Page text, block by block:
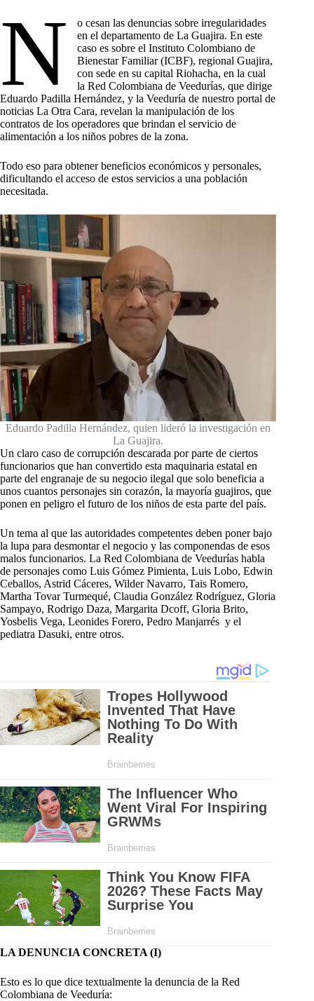
N
o cesan las denuncias sobre irregularidades
en el departamento de La Guajira. En este
caso es sobre el Instituto Colombiano de
Bienestar Familiar (ICBF), regional Guajira,
con sede en su capital Riohacha, en la cual
la Red Colombiana de Veedurías, que dirige
Eduardo Padilla Hernández, y la Veeduría de nuestro portal de
noticias La Otra Cara, revelan la manipulación de los
contratos de los operadores que brindan el servicio de
alimentación a los niños pobres de la zona.
Todo eso para obtener beneficios económicos y personales,
dificultando el acceso de estos servicios a una población
necesitada.
Eduardo Padilla Hernández, quien lideró la investigación en
La Guajira.
Un claro caso de corrupción descarada por parte de ciertos
funcionarios que han convertido esta maquinaria estatal en
parte del engranaje de su negocio ilegal que solo beneficia a
unos cuantos personajes sin corazón, la mayoría guajiros, que
ponen en peligro el futuro de los niños de esta parte del país.
Un tema al que las autoridades competentes deben poner bajo
la lupa para desmontar el negocio y las componendas de esos
malos funcionarios. La Red Colombiana de Veedurías habla
de personajes como Luis Gómez Pimienta, Luis Lobo, Edwin
Ceballos, Astrid Cáceres, Wilder Navarro, Tais Romero,
Martha Tovar Turmequé, Claudia González Rodríguez, Gloria
Sampayo, Rodrigo Daza, Margarita Dcoff, Gloria Brito,
Yosbelis Vega, Leonides Forero, Pedro Manjarrés y el
pediatra Dasuki, entre otros.
LA DENUNCIA CONCRETA (I)
Esto es lo que dice textualmente la denuncia de la Red
Colombiana de Veeduría: